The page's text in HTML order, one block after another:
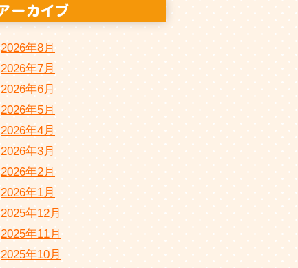
2026年8月
2026年7月
2026年6月
2026年5月
2026年4月
2026年3月
2026年2月
2026年1月
2025年12月
2025年11月
2025年10月